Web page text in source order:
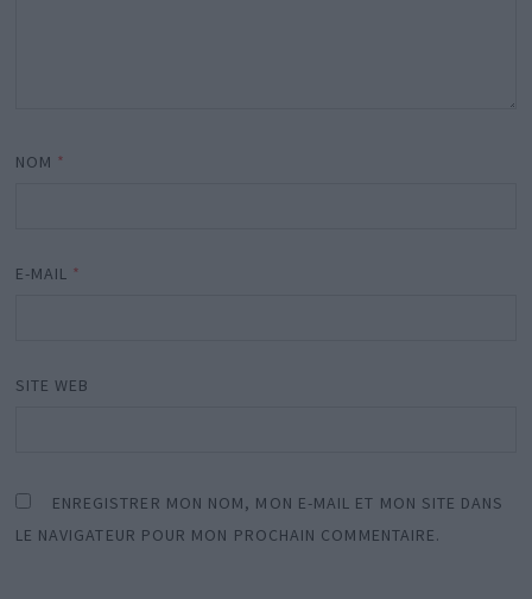
NOM *
E-MAIL *
SITE WEB
ENREGISTRER MON NOM, MON E-MAIL ET MON SITE DANS
LE NAVIGATEUR POUR MON PROCHAIN COMMENTAIRE.